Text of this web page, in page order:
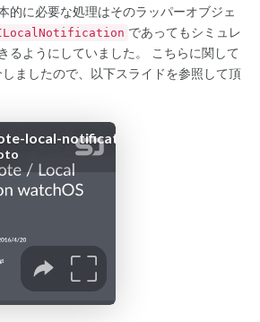
的に必要な処理はそのラッパーオブジェ
であってもシミュレ
るようにしていました。 こちらに関して
ましたので、以下スライドを参照して頂